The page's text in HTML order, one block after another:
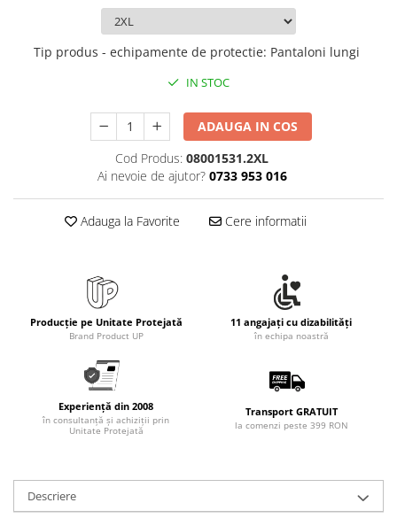
Rezerve instrumente scris
Tavite documente si suporturi
Ascutitori, radiere, agrafe
Curatenie si igiena
Produse Antibacteriene
Articole pentru baie
Articole pentru bucatarie
Maturi, mopuri si galeti
Articole pentru rufe, casa,
geamuri, mobila
Articole pentru birou, suprafete,
Intretinere si odorizante masina
Saci de gunoi
Accesorii pentru curatenie
Formulare tipizate
Tip produs - echipamente de protectie: Pantaloni lungi
IN STOC
ADAUGA IN COS
Cod Produs: 08001531.2XL
Ai nevoie de ajutor? 0733 953 016
Adauga la Favorite Cere informatii
Producție pe Unitate Protejată
Brand Product UP
11 angajați cu dizabilități
în echipa noastră
Experiență din 2008
în consultanță și achiziții prin
Unitate Protejată
Transport GRATUIT
la comenzi peste 399 RON
Descriere